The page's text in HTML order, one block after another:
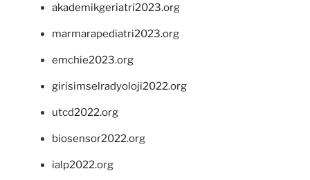
akademikgeriatri2023.org
marmarapediatri2023.org
emchie2023.org
girisimselradyoloji2022.org
utcd2022.org
biosensor2022.org
ialp2022.org